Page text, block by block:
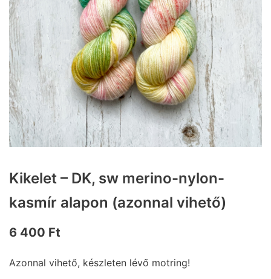
Kikelet – DK, sw merino-nylon-
kasmír alapon (azonnal vihető)
6 400 Ft
Azonnal vihető, készleten lévő motring!